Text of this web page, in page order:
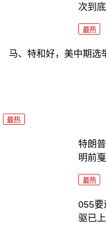
次到
最热
马、特和好，美中期选
最热
特朗
明前
最热
055要
驱已上